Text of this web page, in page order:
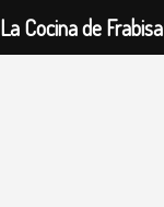
La Cocina de Frabisa